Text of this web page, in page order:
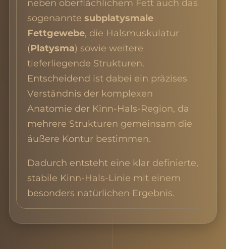
neben oberflächlichem Fett auch das
sogenannte subplatysmale
Fettgewebe, die Halsmuskulatur
(Platysma) sowie weitere
tieferliegende Strukturen.
Entscheidend ist dabei ein präzises
Verständnis der komplexen
Anatomie der Kinn-Hals-Region, da
mehrere Strukturen gemeinsam die
äußere Kontur bestimmen.
Dadurch entsteht eine klar definierte,
stabile Kinn-Hals-Linie mit einem
besonders natürlichen Ergebnis.